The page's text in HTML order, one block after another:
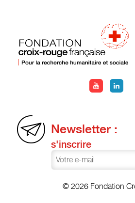
Newsletter :
s'inscrire
© 2026 Fondation